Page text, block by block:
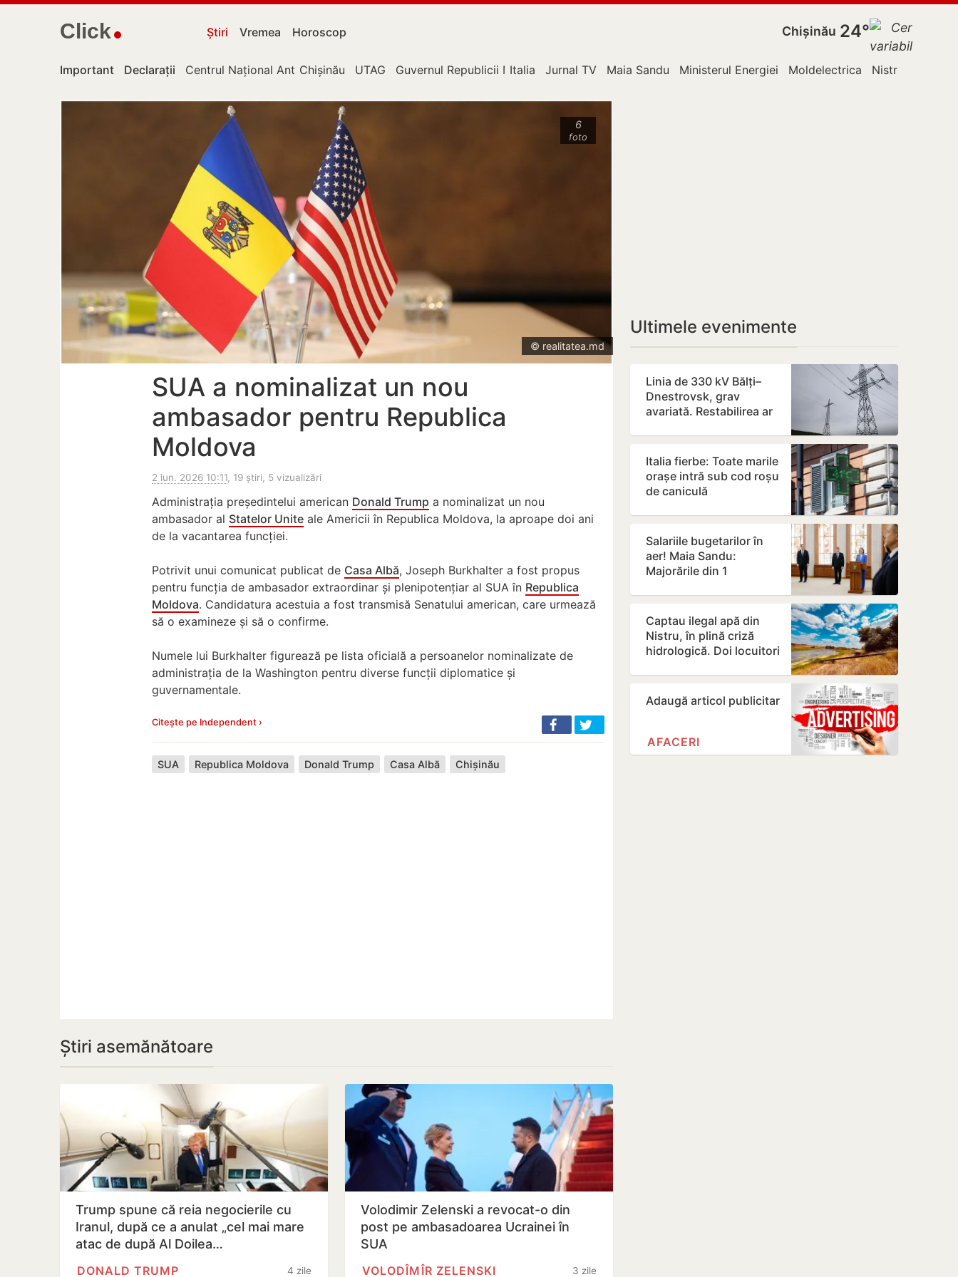
Click Știri Vremea Horoscop Chișinău 24°
Important Declarații Centrul Național Anticorupție
Chișinău UTAG Guvernul Republicii Moldova
Italia Jurnal TV Maia Sandu Ministerul Energiei Moldelectrica Nistru
6
foto
© realitatea.md
SUA a nominalizat un nou
ambasador pentru Republica
Moldova
2 iun. 2026 10:11, 19 știri, 5 vizualizări
Administrația președintelui american Donald Trump a nominalizat un nou
ambasador al Statelor Unite ale Americii în Republica Moldova, la aproape doi ani
de la vacantarea funcției.
Potrivit unui comunicat publicat de Casa Albă, Joseph Burkhalter a fost propus
pentru funcția de ambasador extraordinar și plenipotențiar al SUA în Republica
Moldova. Candidatura acestuia a fost transmisă Senatului american, care urmează
să o examineze și să o confirme.
Numele lui Burkhalter figurează pe lista oficială a persoanelor nominalizate de
administrația de la Washington pentru diverse funcții diplomatice și
guvernamentale.
Citește pe Independent ›
SUA Republica Moldova Donald Trump Casa Albă Chișinău
Știri asemănătoare
Trump spune că reia negocierile cu
Iranul, după ce a anulat „cel mai mare
atac de după Al Doilea…
4 zile
DONALD TRUMP
Volodimir Zelenski a revocat-o din
post pe ambasadoarea Ucrainei în
SUA
3 zile
VOLODÎMÎR ZELENSKI
Ultimele evenimente
Linia de 330 kV Bălți–
Dnestrovsk, grav
avariată. Restabilirea ar
Italia fierbe: Toate marile
orașe intră sub cod roșu
de caniculă
Salariile bugetarilor în
aer! Maia Sandu:
Majorările din 1
amânate
Captau ilegal apă din
Nistru, în plină criză
hidrologică. Doi locuitori
Adaugă articol publicitar
AFACERI